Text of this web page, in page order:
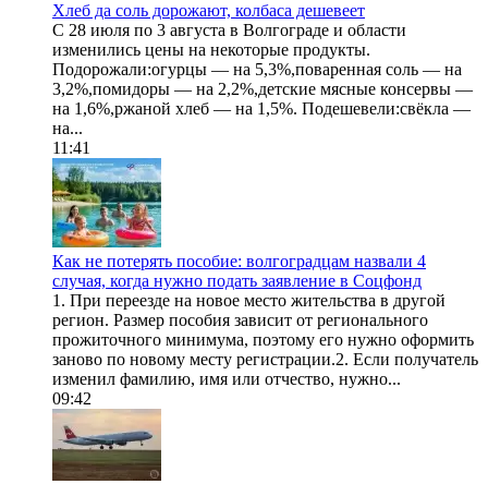
Хлеб да соль дорожают, колбаса дешевеет
С 28 июля по 3 августа в Волгограде и области
изменились цены на некоторые продукты.
Подорожали:огурцы — на 5,3%,поваренная соль — на
3,2%,помидоры — на 2,2%,детские мясные консервы —
на 1,6%,ржаной хлеб — на 1,5%. Подешевели:свёкла —
на...
11:41
Как не потерять пособие: волгоградцам назвали 4
случая, когда нужно подать заявление в Соцфонд
1. При переезде на новое место жительства в другой
регион. Размер пособия зависит от регионального
прожиточного минимума, поэтому его нужно оформить
заново по новому месту регистрации.2. Если получатель
изменил фамилию, имя или отчество, нужно...
09:42